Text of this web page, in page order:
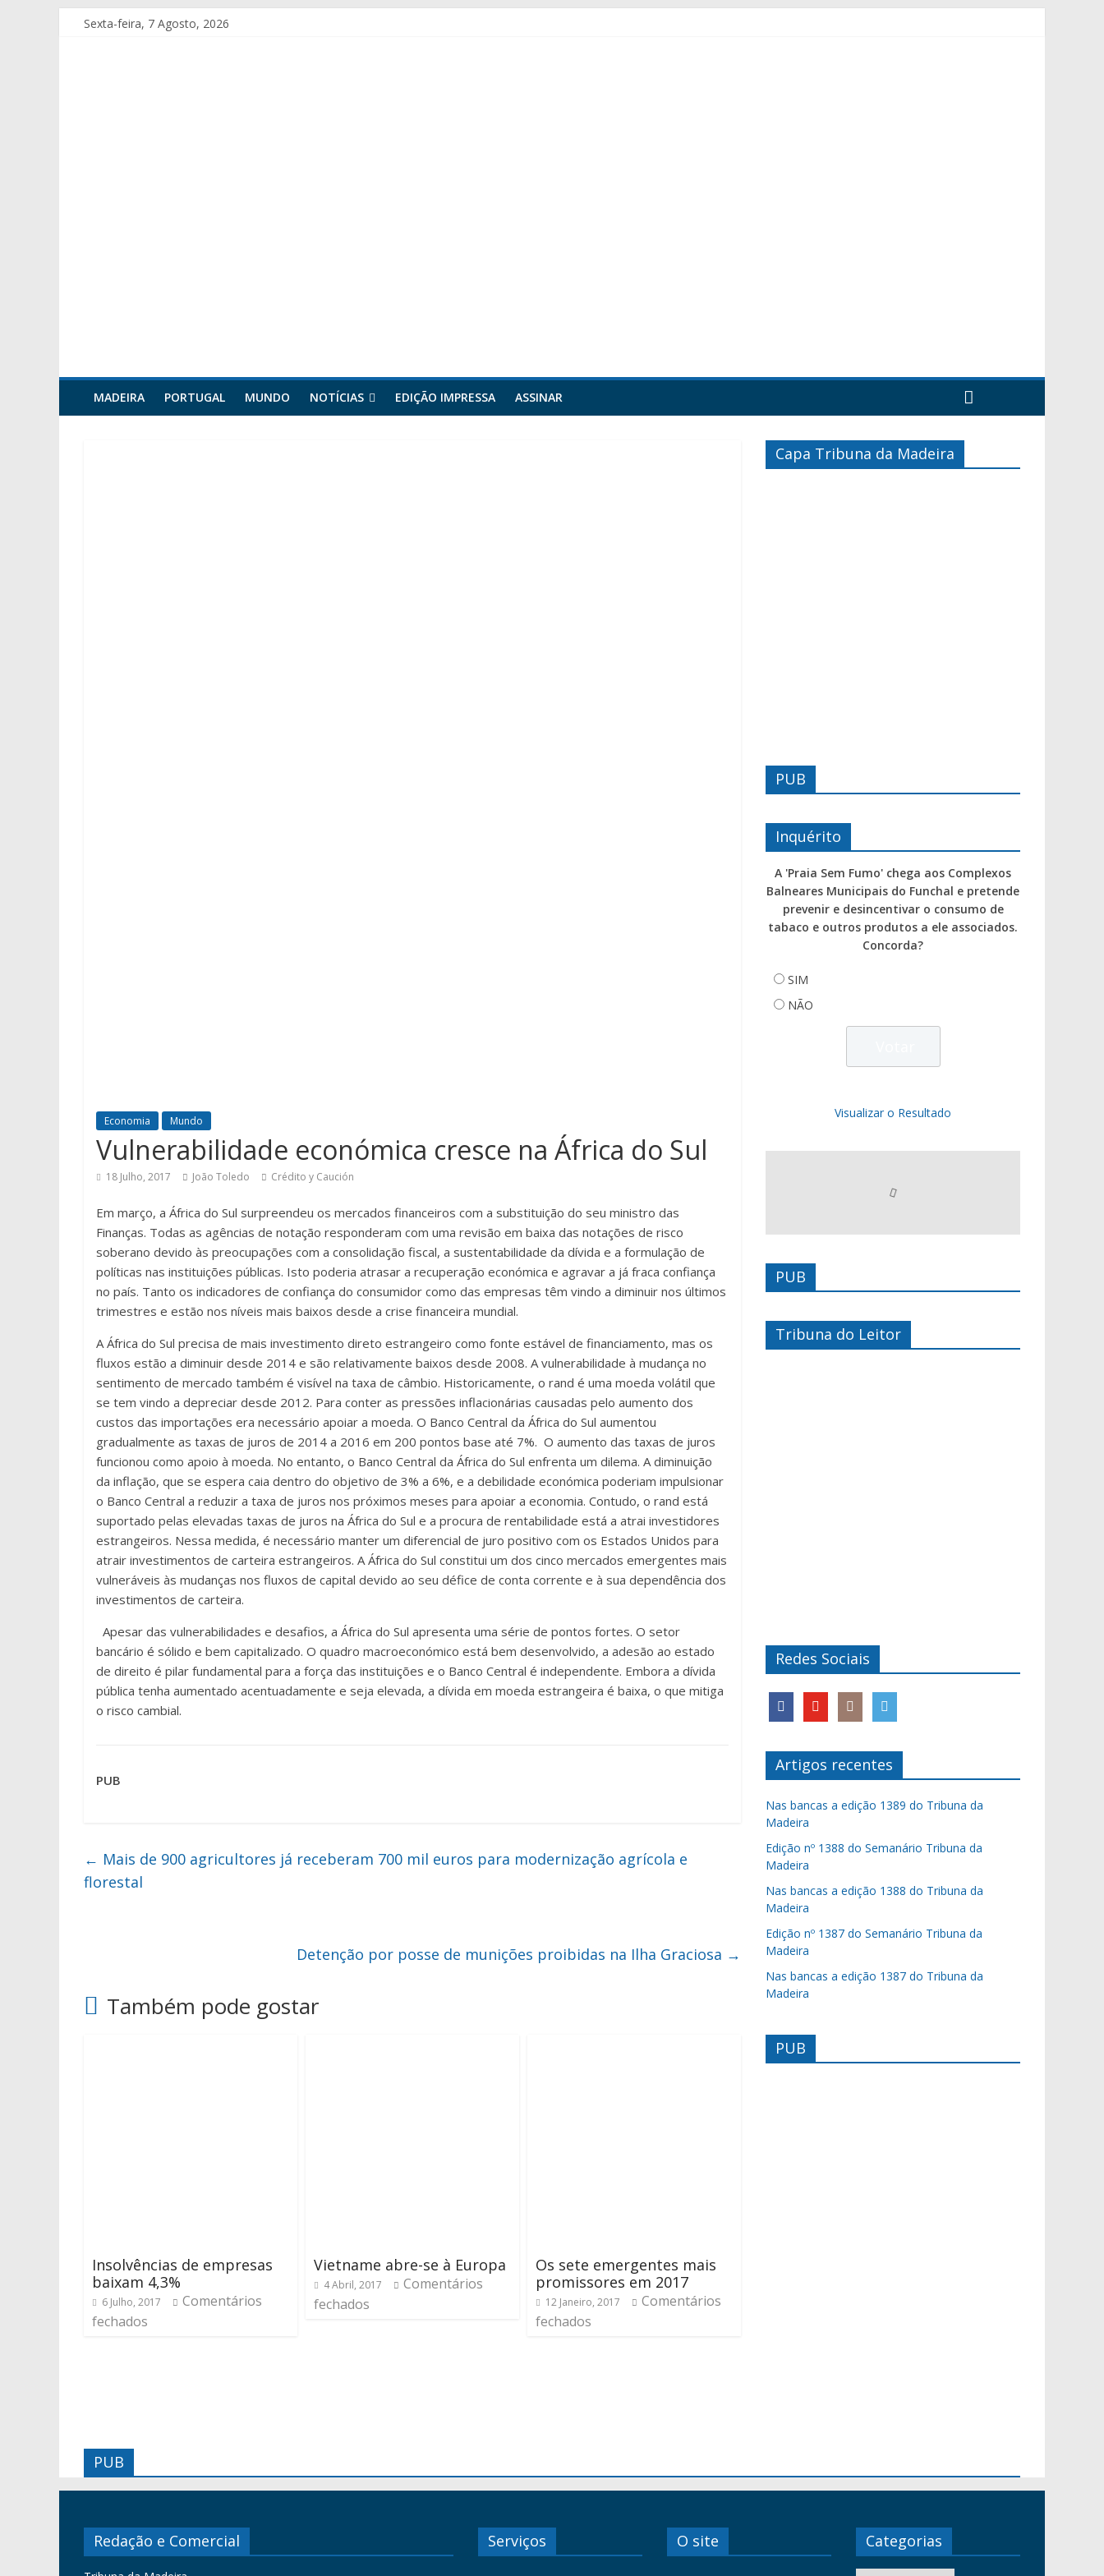
Sexta-feira, 7 Agosto, 2026
MADEIRA PORTUGAL MUNDO NOTÍCIAS EDIÇÃO IMPRESSA ASSINAR
Economia Mundo
Vulnerabilidade económica cresce na África do Sul
18 Julho, 2017 João Toledo Crédito y Caución
Em março, a África do Sul surpreendeu os mercados financeiros com a substituição do seu ministro das
Finanças. Todas as agências de notação responderam com uma revisão em baixa das notações de risco
soberano devido às preocupações com a consolidação fiscal, a sustentabilidade da dívida e a formulação de
políticas nas instituições públicas. Isto poderia atrasar a recuperação económica e agravar a já fraca confiança
no país. Tanto os indicadores de confiança do consumidor como das empresas têm vindo a diminuir nos últimos
trimestres e estão nos níveis mais baixos desde a crise financeira mundial.
A África do Sul precisa de mais investimento direto estrangeiro como fonte estável de financiamento, mas os
fluxos estão a diminuir desde 2014 e são relativamente baixos desde 2008. A vulnerabilidade à mudança no
sentimento de mercado também é visível na taxa de câmbio. Historicamente, o rand é uma moeda volátil que
se tem vindo a depreciar desde 2012. Para conter as pressões inflacionárias causadas pelo aumento dos
custos das importações era necessário apoiar a moeda. O Banco Central da África do Sul aumentou
gradualmente as taxas de juros de 2014 a 2016 em 200 pontos base até 7%. O aumento das taxas de juros
funcionou como apoio à moeda. No entanto, o Banco Central da África do Sul enfrenta um dilema. A diminuição
da inflação, que se espera caia dentro do objetivo de 3% a 6%, e a debilidade económica poderiam impulsionar
o Banco Central a reduzir a taxa de juros nos próximos meses para apoiar a economia. Contudo, o rand está
suportado pelas elevadas taxas de juros na África do Sul e a procura de rentabilidade está a atrai investidores
estrangeiros. Nessa medida, é necessário manter um diferencial de juro positivo com os Estados Unidos para
atrair investimentos de carteira estrangeiros. A África do Sul constitui um dos cinco mercados emergentes mais
vulneráveis às mudanças nos fluxos de capital devido ao seu défice de conta corrente e à sua dependência dos
investimentos de carteira.
Apesar das vulnerabilidades e desafios, a África do Sul apresenta uma série de pontos fortes. O setor
bancário é sólido e bem capitalizado. O quadro macroeconómico está bem desenvolvido, a adesão ao estado
de direito é pilar fundamental para a força das instituições e o Banco Central é independente. Embora a dívida
pública tenha aumentado acentuadamente e seja elevada, a dívida em moeda estrangeira é baixa, o que mitiga
o risco cambial.
PUB
← Mais de 900 agricultores já receberam 700 mil euros para modernização agrícola e
florestal
Detenção por posse de munições proibidas na Ilha Graciosa →
Também pode gostar
Insolvências de empresas
baixam 4,3%
6 Julho, 2017
Comentários
fechados
Vietname abre-se à Europa
4 Abril, 2017
Comentários
fechados
Os sete emergentes mais
promissores em 2017
12 Janeiro, 2017
Comentários
fechados
Capa Tribuna da Madeira
PUB
Inquérito
A 'Praia Sem Fumo' chega aos Complexos
Balneares Municipais do Funchal e pretende
prevenir e desincentivar o consumo de
tabaco e outros produtos a ele associados.
Concorda?
SIM
NÃO
Visualizar o Resultado
PUB
Tribuna do Leitor
Redes Sociais
Artigos recentes
Nas bancas a edição 1389 do Tribuna da
Madeira
Edição nº 1388 do Semanário Tribuna da
Madeira
Nas bancas a edição 1388 do Tribuna da
Madeira
Edição nº 1387 do Semanário Tribuna da
Madeira
Nas bancas a edição 1387 do Tribuna da
Madeira
PUB
PUB
Redação e Comercial Serviços O site Categorias